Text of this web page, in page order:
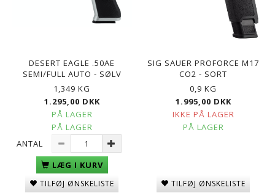
DESERT EAGLE .50AE
SEMI/FULL AUTO - SØLV
1,349 KG
1.295,00 DKK
PÅ LAGER
PÅ LAGER
ANTAL
LÆG I KURV
TILFØJ ØNSKELISTE
SIG SAUER PROFORCE M17
CO2 - SORT
0,9 KG
1.995,00 DKK
IKKE PÅ LAGER
PÅ LAGER
TILFØJ ØNSKELISTE